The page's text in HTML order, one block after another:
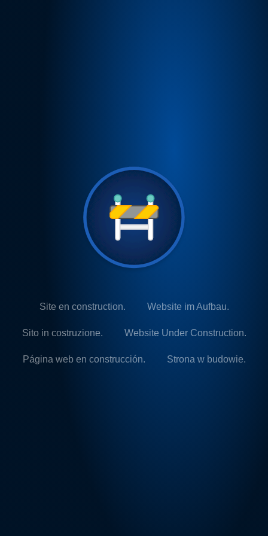
Site en construction. Website im Aufbau.
Sito in costruzione. Website Under Construction.
Página web en construcción. Strona w budowie.